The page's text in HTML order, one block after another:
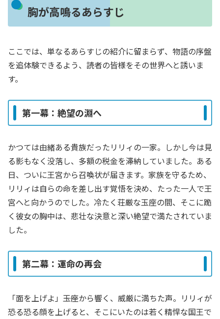
胸が高鳴るあらすじ
ここでは、単なるあらすじの紹介に留まらず、物語の序盤
を追体験できるよう、読者の皆様をその世界へと誘いま
す。
第一幕：絶望の淵へ
かつては由緒ある貴族だったリリィの一家。しかし今は見
る影もなく没落し、多額の税金を滞納していました。ある
日、ついに王宮から召喚状が届きます。家族を守るため、
リリィは自らの命を差し出す覚悟を決め、たった一人で王
宮へと向かうのでした。冷たく荘厳な玉座の間、そこに跪
く彼女の胸中は、悲壮な決意と深い絶望で満たされていま
した。
第二幕：運命の再会
「面を上げよ」――玉座から響く、威厳に満ちた声。リリィが
恐る恐る顔を上げると、そこにいたのは若く精悍な国王で